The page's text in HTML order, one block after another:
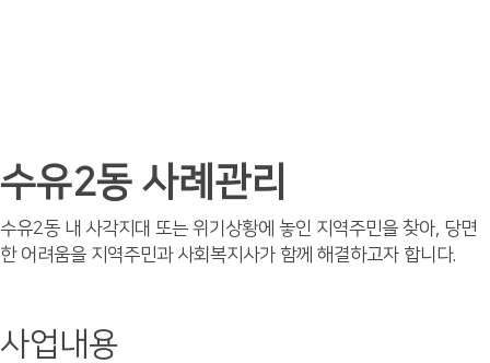
수유2동 사례관리
수유2동 내 사각지대 또는 위기상황에 놓인 지역주민을 찾아, 당면
한 어려움을 지역주민과 사회복지사가 함께 해결하고자 합니다.
사업내용